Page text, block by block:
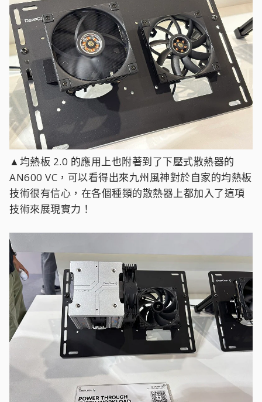
▲均熱板 2.0 的應用上也附著到了下壓式散熱器的
AN600 VC，可以看得出來九州風神對於自家的均熱板
技術很有信心，在各個種類的散熱器上都加入了這項
技術來展現實力！